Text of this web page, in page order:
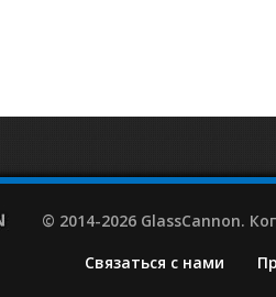
© 2014-2026 GlassCannon.
Связаться с нами